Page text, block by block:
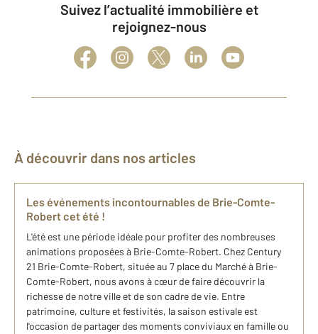
Suivez l’actualité immobilière et
rejoignez-nous
À découvrir dans nos articles
Les événements incontournables de Brie-Comte-
Robert cet été !
L'été est une période idéale pour profiter des nombreuses
animations proposées à Brie-Comte-Robert. Chez Century
21 Brie-Comte-Robert, située au 7 place du Marché à Brie-
Comte-Robert, nous avons à cœur de faire découvrir la
richesse de notre ville et de son cadre de vie. Entre
patrimoine, culture et festivités, la saison estivale est
l'occasion de partager des moments conviviaux en famille ou